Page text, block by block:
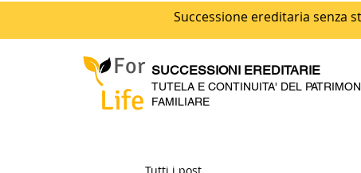
Successione ereditaria senza
For
Life
SUCCESSIONI EREDITARIE
TUTELA E CONTINUITA' DEL
FAMILIARE
Tutti i post